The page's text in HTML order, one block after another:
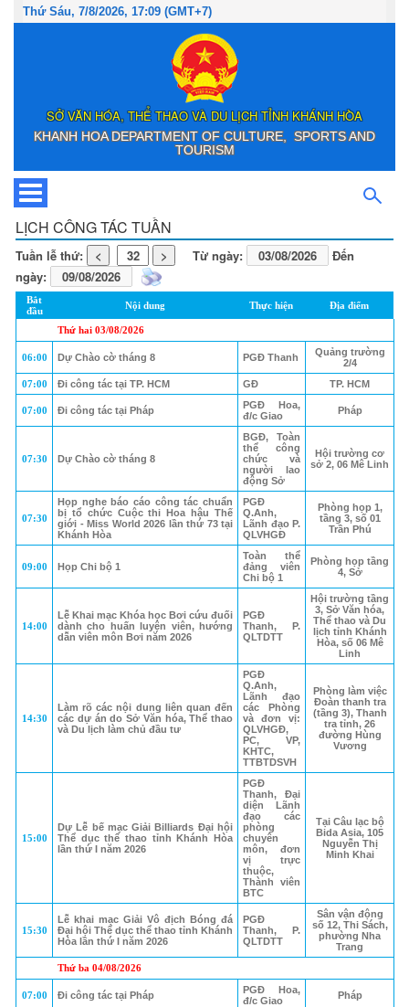
Thứ Sáu, 7/8/2026, 17:09 (GMT+7)
SỞ VĂN HÓA, THỂ THAO VÀ DU LỊCH TỈNH KHÁNH HÒA
KHANH HOA DEPARTMENT OF CULTURE, SPORTS AND
TOURISM
Toggle
navigation
LỊCH CÔNG TÁC TUẦN
Tuần lễ thứ: Từ ngày:
Đến
ngày:
Bắt
đầu
Nội dung Thực hiện Địa điểm
Thứ hai 03/08/2026
06:00 Dự Chào cờ tháng 8 PGĐ Thanh
Quảng trường
2/4
07:00
Đi công tác tại TP. HCM GĐ TP. HCM
07:00 Đi công tác tại Pháp
PGĐ Hoa,
đ/c Giao
Pháp
07:30 Dự Chào cờ tháng 8
BGĐ, Toàn
thể công
chức và
người lao
động Sở
Hội trường cơ
sở 2, 06 Mê Linh
07:30
Họp nghe báo cáo công tác chuẩn
bị tổ chức Cuộc thi Hoa hậu Thế
giới - Miss World 2026 lần thứ 73 tại
Khánh Hòa
PGĐ
Q.Anh,
Lãnh đạo P.
QLVHGĐ
Phòng họp 1,
tầng 3, số 01
Trần Phú
09:00 Họp Chi bộ 1
Toàn thể
đảng viên
Chi bộ 1
Phòng họp tầng
4, Sở
14:00
Lễ Khai mạc Khóa học Bơi cứu đuối
dành cho huấn luyện viên, hướng
dẫn viên môn Bơi năm 2026
PGĐ
Thanh, P.
QLTDTT
Hội trường tầng
3, Sở Văn hóa,
Thể thao và Du
lịch tỉnh Khánh
Hòa, số 06 Mê
Linh
14:30
Làm rõ các nội dung liên quan đến
các dự án do Sở Văn hóa, Thể thao
và Du lịch làm chủ đầu tư
PGĐ
Q.Anh,
Lãnh đạo
các Phòng
và đơn vị:
QLVHGĐ,
PC, VP,
KHTC,
TTBTDSVH
Phòng làm việc
Đoàn thanh tra
(tầng 3), Thanh
tra tỉnh, 26
đường Hùng
Vương
15:00
Dự Lễ bế mạc Giải Billiards Đại hội
Thể dục thể thao tỉnh Khánh Hòa
lần thứ I năm 2026
PGĐ
Thanh, Đại
diện Lãnh
đạo các
phòng
chuyên
môn, đơn
vị trực
thuộc,
Thành viên
BTC
Tại Câu lạc bộ
Bida Asia, 105
Nguyễn Thị
Minh Khai
15:30
Lễ khai mạc Giải Vô địch Bóng đá
Đại hội Thể dục thể thao tỉnh Khánh
Hòa lần thứ I năm 2026
PGĐ
Thanh, P.
QLTDTT
Sân vận động
số 12, Thi Sách,
phường Nha
Trang
Thứ ba 04/08/2026
07:00 Đi công tác tại Pháp
PGĐ Hoa,
đ/c Giao
Pháp